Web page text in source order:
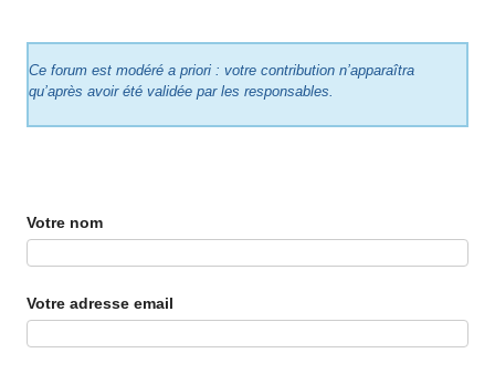
Ce forum est modéré a priori : votre contribution n’apparaîtra
qu’après avoir été validée par les responsables.
Votre nom
Votre adresse email